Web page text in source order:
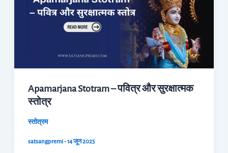
Apamarjana Stotram – पवित्र और सुरक्षात्मक
स्तोत्र
स्तोत्रम
satsangpremi-14 जून 2025
पवित्र